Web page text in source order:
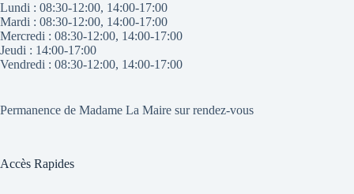
Lundi : 08:30-12:00, 14:00-17:00
Mardi : 08:30-12:00, 14:00-17:00
Mercredi : 08:30-12:00, 14:00-17:00
Jeudi : 14:00-17:00
Vendredi : 08:30-12:00, 14:00-17:00
Permanence de Madame La Maire sur rendez-vous
Accès Rapides